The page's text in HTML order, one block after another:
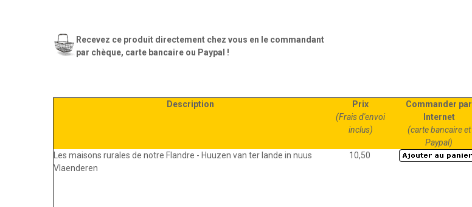
Recevez ce produit directement chez vous en le commandant
par chèque, carte bancaire ou Paypal !
Description
Prix
(Frais d'envoi
inclus)
Commander par
Internet
(carte bancaire et
Paypal)
Les maisons rurales de notre Flandre - Huuzen van ter lande in nuus
Vlaenderen
10,50 